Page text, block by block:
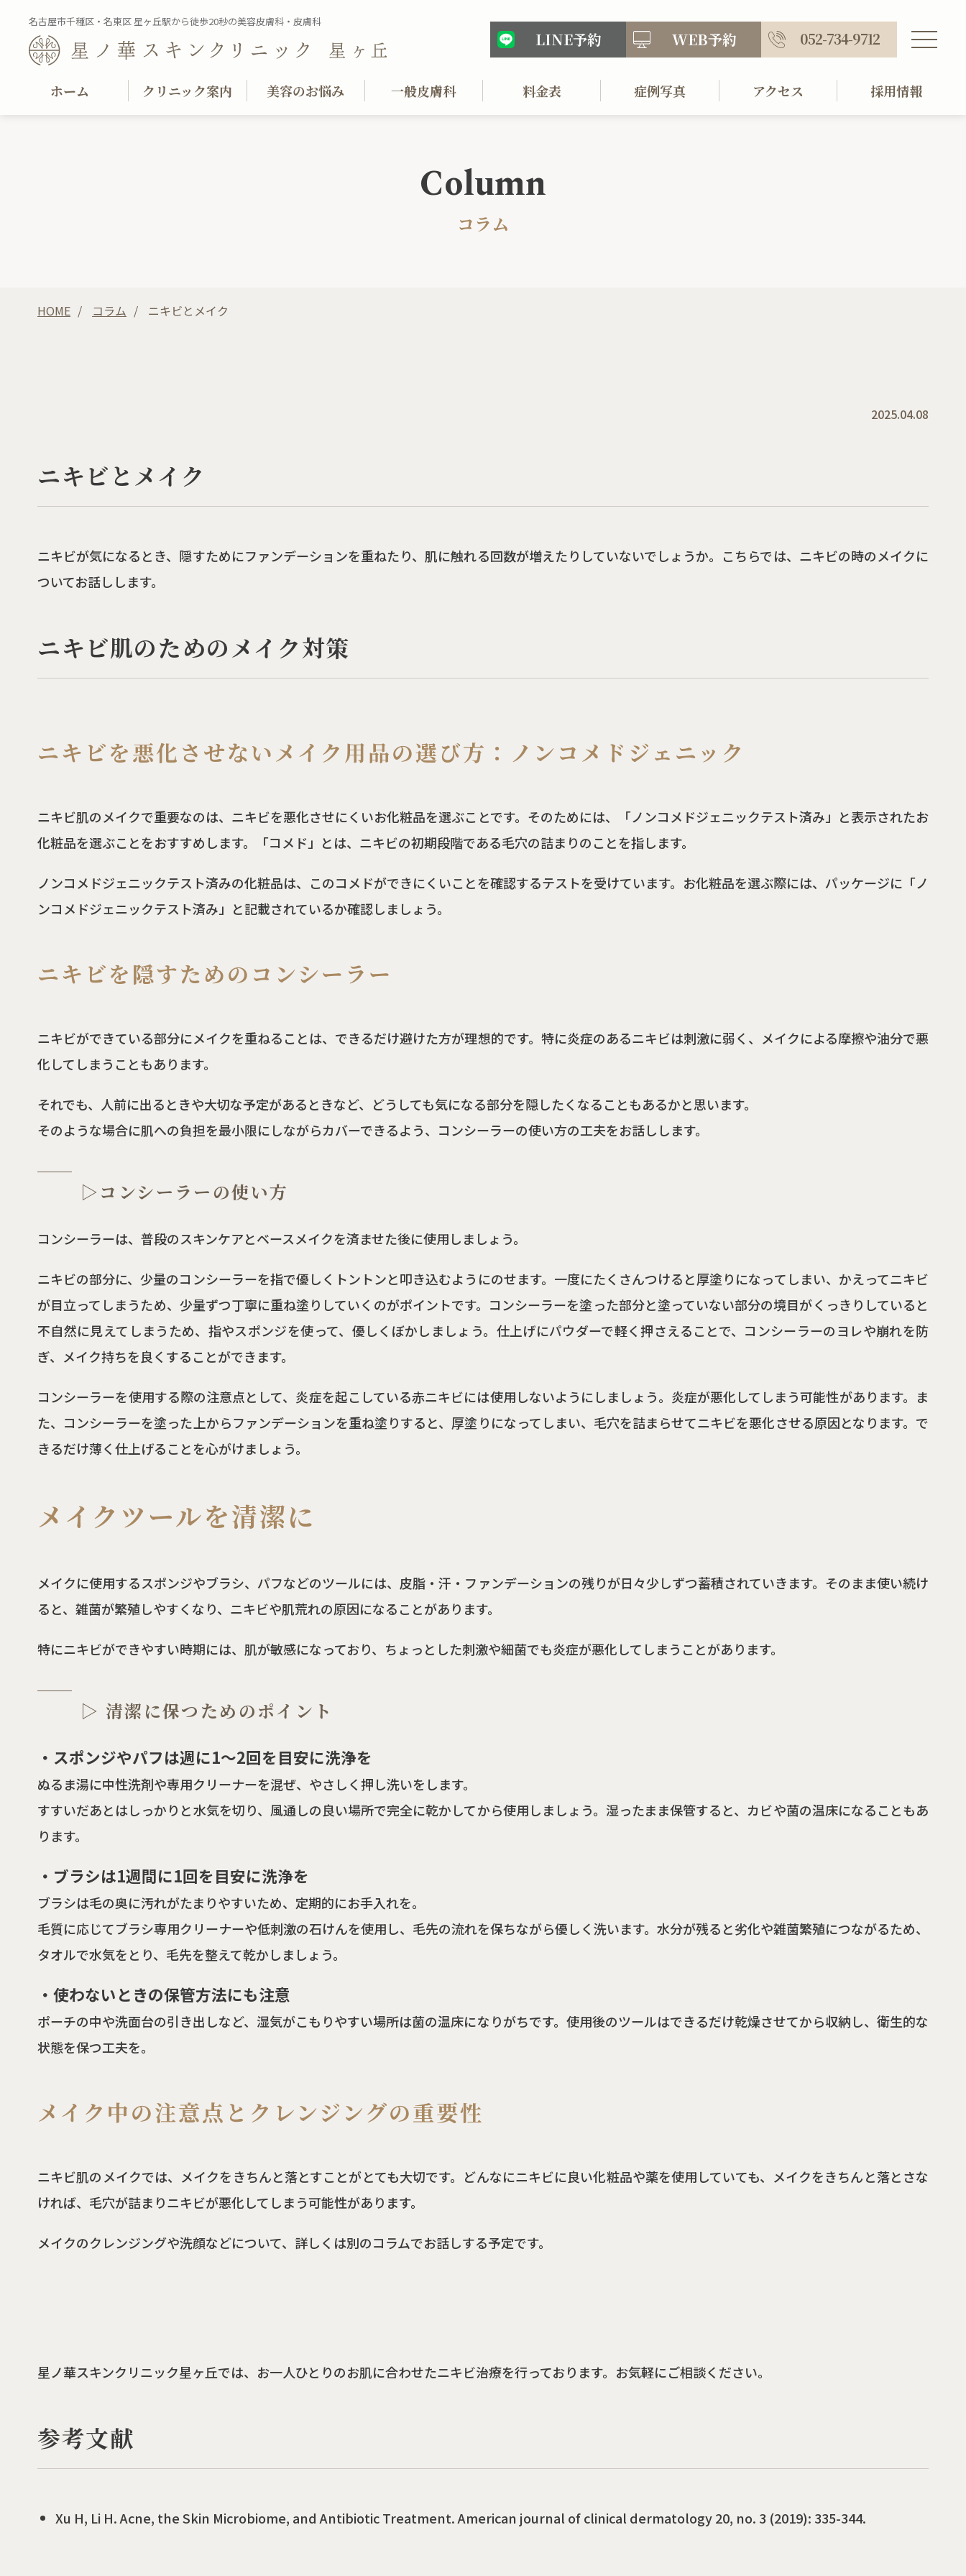
名古屋市千種区・名東区 星ヶ丘駅から徒歩20秒の美容皮膚科・皮膚科
LINE予約 WEB予約 052-734-9712
ホーム クリニック案内 美容のお悩み 一般皮膚科 料金表 症例写真 アクセス 採用情報
Column
コラム
HOME コラム ニキビとメイク
2025.04.08
ニキビとメイク
ニキビが気になるとき、隠すためにファンデーションを重ねたり、肌に触れる回数が増えたりしていないでしょうか。こちらでは、ニキビの時のメイクに
ついてお話しします。
ニキビ肌のためのメイク対策
ニキビを悪化させないメイク用品の選び方：ノンコメドジェニック
ニキビ肌のメイクで重要なのは、ニキビを悪化させにくいお化粧品を選ぶことです。そのためには、「ノンコメドジェニックテスト済み」と表示されたお
化粧品を選ぶことをおすすめします。「コメド」とは、ニキビの初期段階である毛穴の詰まりのことを指します。
ノンコメドジェニックテスト済みの化粧品は、このコメドができにくいことを確認するテストを受けています。お化粧品を選ぶ際には、パッケージに「ノ
ンコメドジェニックテスト済み」と記載されているか確認しましょう。
ニキビを隠すためのコンシーラー
ニキビができている部分にメイクを重ねることは、できるだけ避けた方が理想的です。特に炎症のあるニキビは刺激に弱く、メイクによる摩擦や油分で悪
化してしまうこともあります。
それでも、人前に出るときや大切な予定があるときなど、どうしても気になる部分を隠したくなることもあるかと思います。
そのような場合に肌への負担を最小限にしながらカバーできるよう、コンシーラーの使い方の工夫をお話しします。
▷コンシーラーの使い方
コンシーラーは、普段のスキンケアとベースメイクを済ませた後に使用しましょう。
ニキビの部分に、少量のコンシーラーを指で優しくトントンと叩き込むようにのせます。一度にたくさんつけると厚塗りになってしまい、かえってニキビ
が目立ってしまうため、少量ずつ丁寧に重ね塗りしていくのがポイントです。コンシーラーを塗った部分と塗っていない部分の境目がくっきりしていると
不自然に見えてしまうため、指やスポンジを使って、優しくぼかしましょう。仕上げにパウダーで軽く押さえることで、コンシーラーのヨレや崩れを防
ぎ、メイク持ちを良くすることができます。
コンシーラーを使用する際の注意点として、炎症を起こしている赤ニキビには使用しないようにしましょう。炎症が悪化してしまう可能性があります。ま
た、コンシーラーを塗った上からファンデーションを重ね塗りすると、厚塗りになってしまい、毛穴を詰まらせてニキビを悪化させる原因となります。で
きるだけ薄く仕上げることを心がけましょう。
メイクツールを清潔に
メイクに使用するスポンジやブラシ、パフなどのツールには、皮脂・汗・ファンデーションの残りが日々少しずつ蓄積されていきます。そのまま使い続け
ると、雑菌が繁殖しやすくなり、ニキビや肌荒れの原因になることがあります。
特にニキビができやすい時期には、肌が敏感になっており、ちょっとした刺激や細菌でも炎症が悪化してしまうことがあります。
▷ 清潔に保つためのポイント
・スポンジやパフは週に1〜2回を目安に洗浄を
ぬるま湯に中性洗剤や専用クリーナーを混ぜ、やさしく押し洗いをします。
すすいだあとはしっかりと水気を切り、風通しの良い場所で完全に乾かしてから使用しましょう。湿ったまま保管すると、カビや菌の温床になることもあ
ります。
・ブラシは1週間に1回を目安に洗浄を
ブラシは毛の奥に汚れがたまりやすいため、定期的にお手入れを。
毛質に応じてブラシ専用クリーナーや低刺激の石けんを使用し、毛先の流れを保ちながら優しく洗います。水分が残ると劣化や雑菌繁殖につながるため、
タオルで水気をとり、毛先を整えて乾かしましょう。
・使わないときの保管方法にも注意
ポーチの中や洗面台の引き出しなど、湿気がこもりやすい場所は菌の温床になりがちです。使用後のツールはできるだけ乾燥させてから収納し、衛生的な
状態を保つ工夫を。
メイク中の注意点とクレンジングの重要性
ニキビ肌のメイクでは、メイクをきちんと落とすことがとても大切です。どんなにニキビに良い化粧品や薬を使用していても、メイクをきちんと落とさな
ければ、毛穴が詰まりニキビが悪化してしまう可能性があります。
メイクのクレンジングや洗顔などについて、詳しくは別のコラムでお話しする予定です。
星ノ華スキンクリニック星ヶ丘では、お一人ひとりのお肌に合わせたニキビ治療を行っております。お気軽にご相談ください。
参考文献
Xu H, Li H. Acne, the Skin Microbiome, and Antibiotic Treatment. American journal of clinical dermatology 20, no. 3 (2019): 335-344.